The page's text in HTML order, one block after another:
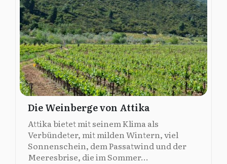
Die Weinberge von Attika
Attika bietet mit seinem Klima als
Verbündeter, mit milden Wintern, viel
Sonnenschein, dem Passatwind und der
Meeresbrise, die im Sommer...